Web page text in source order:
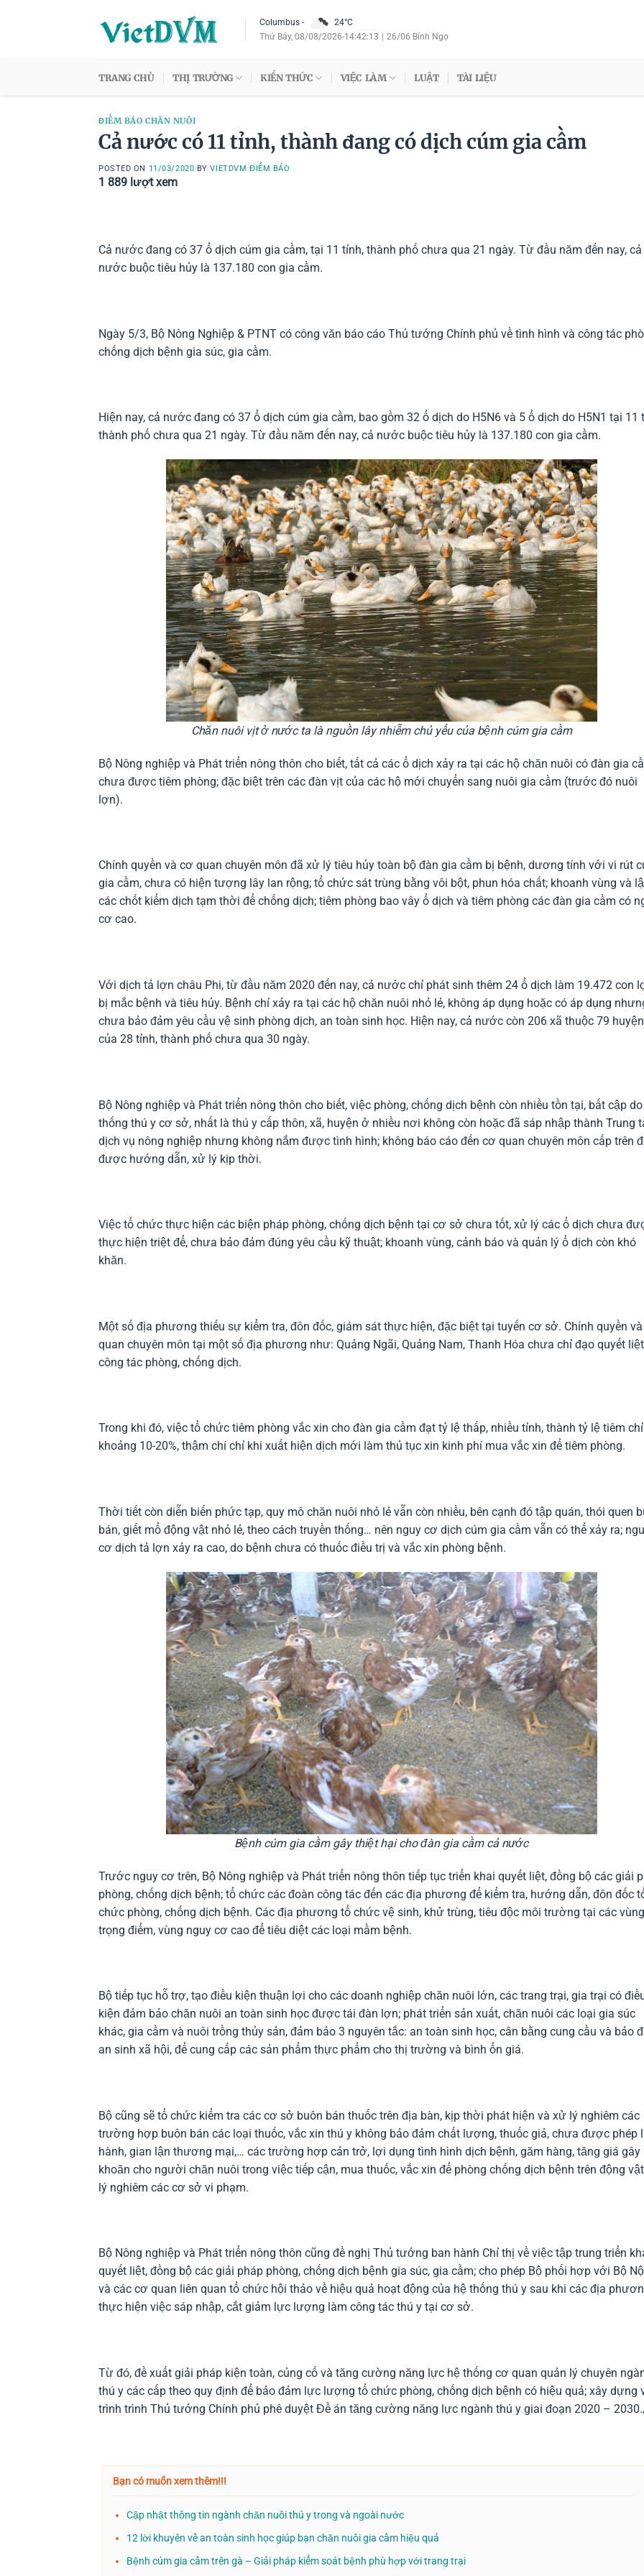
Columbus-
24°C
Thứ Bảy, 08/08/2026-14:42:14 26/06 Bính Ngọ
TRANG CHỦ THỊ TRƯỜNG KIẾN THỨC VIỆC LÀM LUẬT TÀI LIỆU
ĐIỂM BÁO CHĂN NUÔI
Cả nước có 11 tỉnh, thành đang có dịch cúm gia cầm
POSTED ON 11/03/2020 BYVIETDVM ĐIỂM BÁO
1 889 lượt xem
Cả nước đang có 37 ổ dịch cúm gia cầm, tại 11 tỉnh, thành phố chưa qua 21 ngày. Từ đầu năm đến nay, cả
nước buộc tiêu hủy là 137.180 con gia cầm.
Ngày 5/3, Bộ Nông Nghiệp & PTNT có công văn báo cáo Thủ tướng Chính phủ về tình hình và công tác
chống dịch bệnh gia súc, gia cầm.
Hiện nay, cả nước đang có 37 ổ dịch cúm gia cầm, bao gồm 32 ổ dịch do H5N6 và 5 ổ dịch do H5N1 tại 11
thành phố chưa qua 21 ngày. Từ đầu năm đến nay, cả nước buộc tiêu hủy là 137.180 con gia cầm.
Chăn nuôi vịt ở nước ta là nguồn lây nhiễm chủ yếu của bệnh cúm gia cầm
Bộ Nông nghiệp và Phát triển nông thôn cho biết, tất cả các ổ dịch xảy ra tại các hộ chăn nuôi có đàn gia
chưa được tiêm phòng; đặc biệt trên các đàn vịt của các hộ mới chuyển sang nuôi gia cầm (trước đó nuôi
lợn).
Chính quyền và cơ quan chuyên môn đã xử lý tiêu hủy toàn bộ đàn gia cầm bị bệnh, dương tính với vi rút
gia cầm, chưa có hiện tượng lây lan rộng; tổ chức sát trùng bằng vôi bột, phun hóa chất; khoanh vùng và
các chốt kiểm dịch tạm thời để chống dịch; tiêm phòng bao vây ổ dịch và tiêm phòng các đàn gia cầm có
cơ cao.
Với dịch tả lợn châu Phi, từ đầu năm 2020 đến nay, cả nước chỉ phát sinh thêm 24 ổ dịch làm 19.472 con
bị mắc bệnh và tiêu hủy. Bệnh chỉ xảy ra tại các hộ chăn nuôi nhỏ lẻ, không áp dụng hoặc có áp dụng
chưa bảo đảm yêu cầu vệ sinh phòng dịch, an toàn sinh học. Hiện nay, cả nước còn 206 xã thuộc 79 huyện
của 28 tỉnh, thành phố chưa qua 30 ngày.
Bộ Nông nghiệp và Phát triển nông thôn cho biết, việc phòng, chống dịch bệnh còn nhiều tồn tại, bất cập
thống thú y cơ sở, nhất là thú y cấp thôn, xã, huyện ở nhiều nơi không còn hoặc đã sáp nhập thành Trung
dịch vụ nông nghiệp nhưng không nắm được tình hình; không báo cáo đến cơ quan chuyên môn cấp trên
được hướng dẫn, xử lý kịp thời.
Việc tổ chức thực hiện các biện pháp phòng, chống dịch bệnh tại cơ sở chưa tốt, xử lý các ổ dịch chưa
thực hiện triệt để, chưa bảo đảm đúng yêu cầu kỹ thuật; khoanh vùng, cảnh báo và quản lý ổ dịch còn khó
khăn.
Một số địa phương thiếu sự kiểm tra, đôn đốc, giám sát thực hiện, đặc biệt tại tuyến cơ sở. Chính quyền
quan chuyên môn tại một số địa phương như: Quảng Ngãi, Quảng Nam, Thanh Hóa chưa chỉ đạo quyết liệt
công tác phòng, chống dịch.
Trong khi đó, việc tổ chức tiêm phòng vắc xin cho đàn gia cầm đạt tỷ lệ thấp, nhiều tỉnh, thành tỷ lệ tiêm
khoảng 10-20%, thậm chí chỉ khi xuất hiện dịch mới làm thủ tục xin kinh phí mua vắc xin để tiêm phòng.
Thời tiết còn diễn biến phức tạp, quy mô chăn nuôi nhỏ lẻ vẫn còn nhiều, bên cạnh đó tập quán, thói quen
bán, giết mổ động vật nhỏ lẻ, theo cách truyền thống… nên nguy cơ dịch cúm gia cầm vẫn có thể xảy ra;
cơ dịch tả lợn xảy ra cao, do bệnh chưa có thuốc điều trị và vắc xin phòng bệnh.
Bệnh cúm gia cầm gây thiệt hại cho đàn gia cầm cả nước
Trước nguy cơ trên, Bộ Nông nghiệp và Phát triển nông thôn tiếp tục triển khai quyết liệt, đồng bộ các giải
phòng, chống dịch bệnh; tổ chức các đoàn công tác đến các địa phương để kiểm tra, hướng dẫn, đôn đốc
chức phòng, chống dịch bệnh. Các địa phương tổ chức vệ sinh, khử trùng, tiêu độc môi trường tại các vùng
trọng điểm, vùng nguy cơ cao để tiêu diệt các loại mầm bệnh.
Bộ tiếp tục hỗ trợ, tạo điều kiện thuận lợi cho các doanh nghiệp chăn nuôi lớn, các trang trại, gia trại có
kiện đảm bảo chăn nuôi an toàn sinh học được tái đàn lợn; phát triển sản xuất, chăn nuôi các loại gia súc
khác, gia cầm và nuôi trồng thủy sản, đảm bảo 3 nguyên tắc: an toàn sinh học, cân bằng cung cầu và bảo
an sinh xã hội, để cung cấp các sản phẩm thực phẩm cho thị trường và bình ổn giá.
Bộ cũng sẽ tổ chức kiểm tra các cơ sở buôn bán thuốc trên địa bàn, kịp thời phát hiện và xử lý nghiêm các
trường hợp buôn bán các loại thuốc, vắc xin thú y không bảo đảm chất lượng, thuốc giả, chưa được phép
hành, gian lận thương mại,… các trường hợp cản trở, lợi dụng tình hình dịch bệnh, găm hàng, tăng giá gây
khoăn cho người chăn nuôi trong việc tiếp cận, mua thuốc, vắc xin để phòng chống dịch bệnh trên động
lý nghiêm các cơ sở vi phạm.
Bộ Nông nghiệp và Phát triển nông thôn cũng đề nghị Thủ tướng ban hành Chỉ thị về việc tập trung triển
quyết liệt, đồng bộ các giải pháp phòng, chống dịch bệnh gia súc, gia cầm; cho phép Bộ phối hợp với Bộ
và các cơ quan liên quan tổ chức hội thảo về hiệu quả hoạt động của hệ thống thú y sau khi các địa
thực hiện việc sáp nhập, cắt giảm lực lượng làm công tác thú y tại cơ sở.
Từ đó, đề xuất giải pháp kiện toàn, củng cố và tăng cường năng lực hệ thống cơ quan quản lý chuyên
thú y các cấp theo quy định để bảo đảm lực lượng tổ chức phòng, chống dịch bệnh có hiệu quả; xây dựng
trình trình Thủ tướng Chính phủ phê duyệt Đề án tăng cường năng lực ngành thú y giai đoạn 2020 –
Bạn có muốn xem thêm!!!
Cập nhật thông tin ngành chăn nuôi thú y trong và ngoài nước
12 lời khuyên về an toàn sinh học giúp bạn chăn nuôi gia cầm hiệu quả
Bệnh cúm gia cầm trên gà – Giải pháp kiểm soát bệnh phù hợp với trang trại